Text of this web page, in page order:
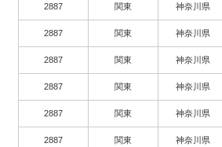
2887 関東 神奈川県
2887 関東 神奈川県
2887 関東 神奈川県
2887 関東 神奈川県
2887 関東 神奈川県
2887 関東 神奈川県